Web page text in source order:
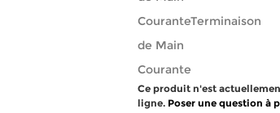
CouranteTerminaison
de Main
Courante
Ce produit n'est
ligne. Poser une question à